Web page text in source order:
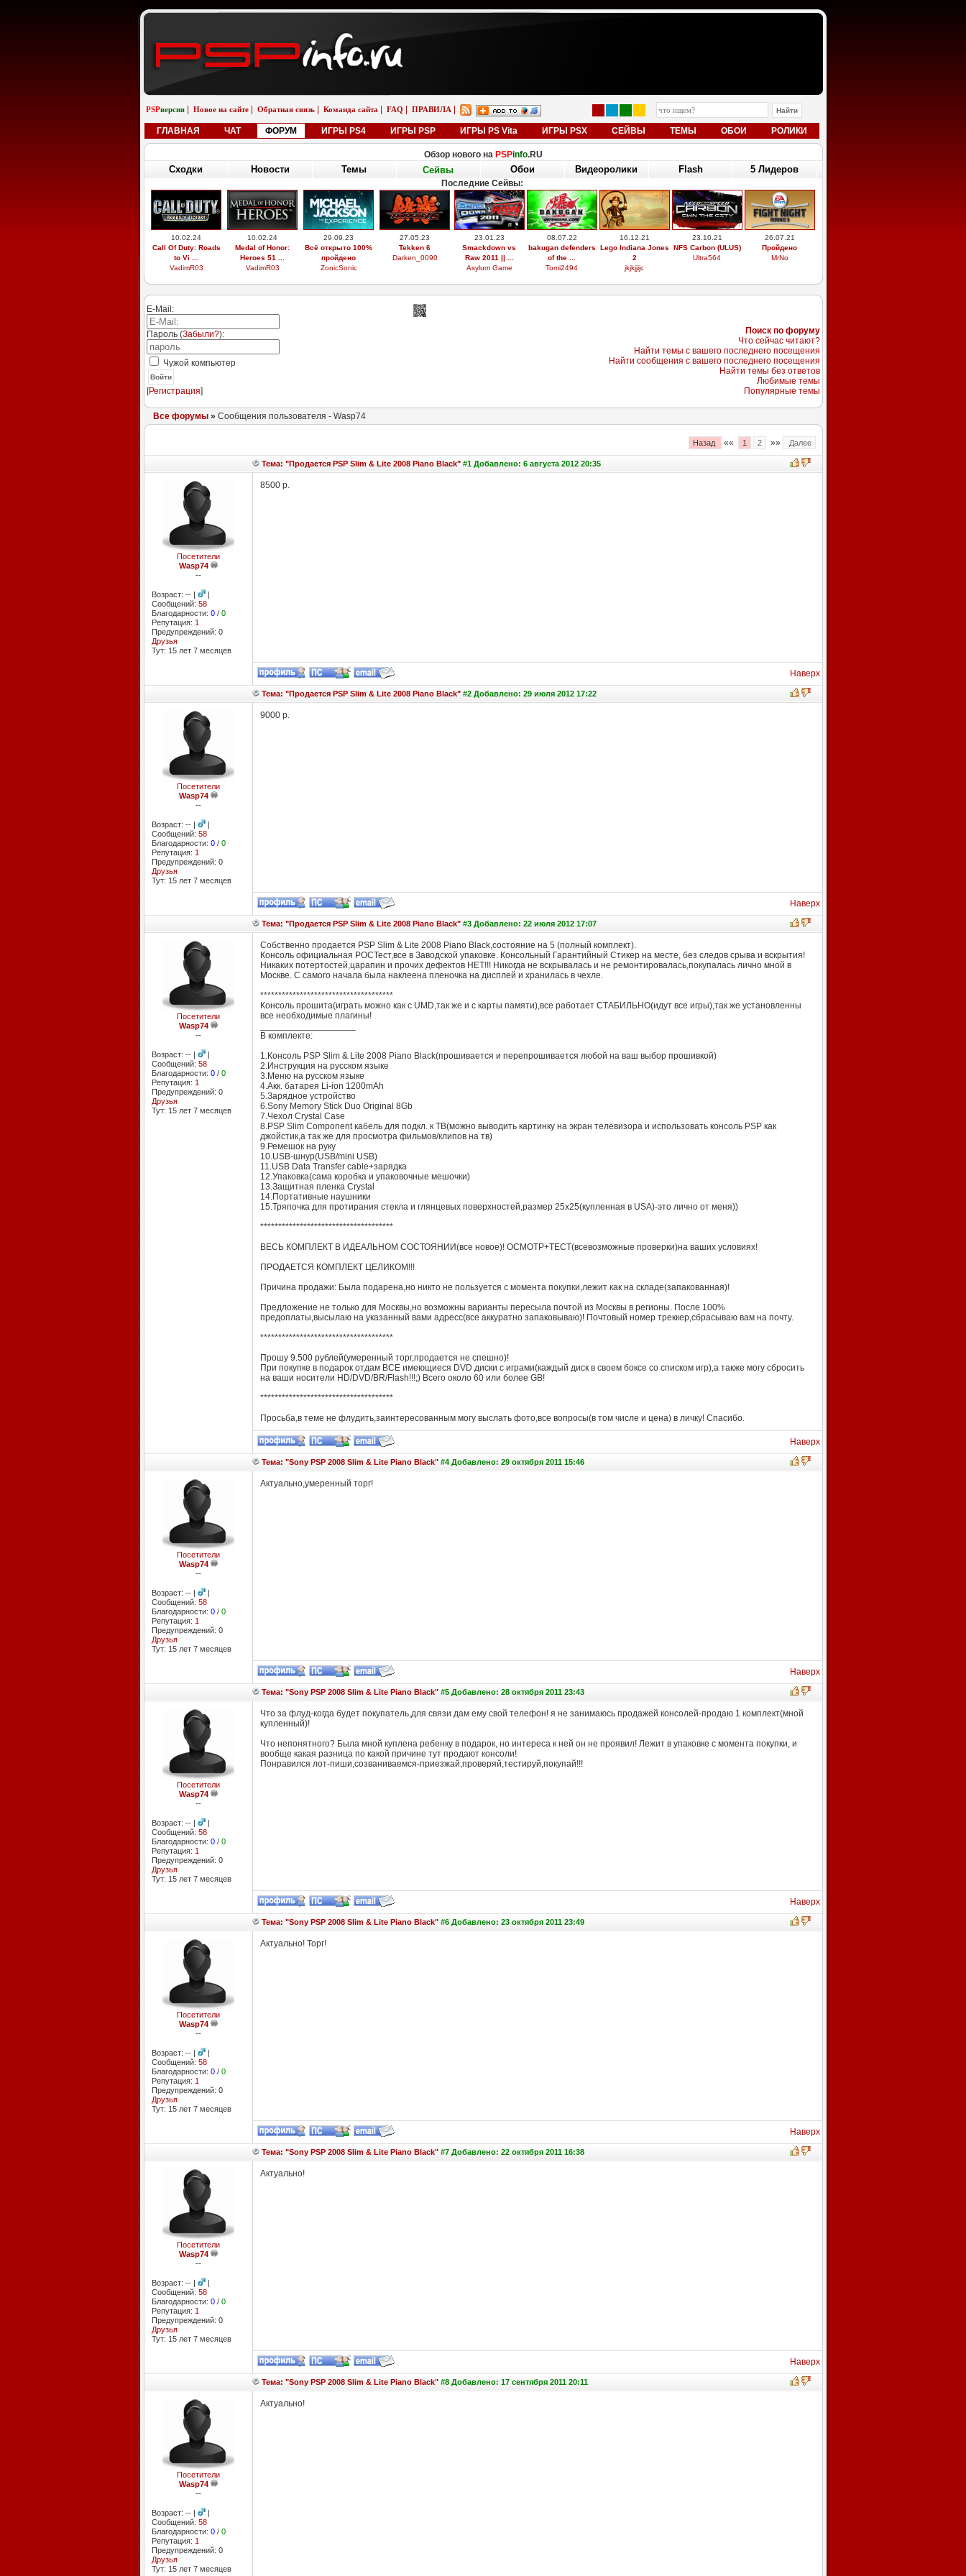
PSPверсия Новое на сайте Обратная связь Команда сайта FAQ ПРАВИЛА
ГЛАВНАЯ ЧАТ ФОРУМ ИГРЫ PS4 ИГРЫ PSP ИГРЫ PS Vita ИГРЫ PSX СЕЙВЫ ТЕМЫ ОБОИ РОЛИКИ
Обзор нового на PSPinfo.RU
Сходки Новости Темы Сейвы Обои Видеоролики Flash 5 Лидеров
Последние Сейвы:
10.02.24
Call Of Duty: Roads
to Vi ...
VadimR03
10.02.24
Medal of Honor:
Heroes 51 ...
VadimR03
29.09.23
Всё открыто 100%
пройдено
ZonicSonic
27.05.23
Tekken 6
Darken_0090
23.01.23
Smackdown vs
Raw 2011 || ...
Asylum Game
08.07.22
bakugan defenders
of the ...
Tomi2494
16.12.21
Lego Indiana Jones
2
jkjkjjijc
23.10.21
NFS Carbon (ULUS)
Ultra564
26.07.21
Пройдено
MrNo
E-Mail:
Пароль (Забыли?):
Чужой компьютер
Войти
[Регистрация]
Поиск по форуму
Что сейчас читают?
Найти темы с вашего последнего посещения
Найти сообщения с вашего последнего посещения
Найти темы без ответов
Любимые темы
Популярные темы
Все форумы» Сообщения пользователя - Wasp74
Назад «« 1 2 »» Далее
Тема: "Продается PSP Slim & Lite 2008 Piano Black"#1 Добавлено: 6 августа 2012 20:35
Посетители
Wasp74
--
Возраст: -- |
|
Сообщений: 58
Благодарности: 0/ 0
Репутация: 1
Предупреждений: 0
Друзья
Тут: 15 лет 7 месяцев
8500 р.
Наверх
Тема: "Продается PSP Slim & Lite 2008 Piano Black"#2 Добавлено: 29 июля 2012 17:22
Посетители
Wasp74
--
Возраст: -- |
|
Сообщений: 58
Благодарности: 0/ 0
Репутация: 1
Предупреждений: 0
Друзья
Тут: 15 лет 7 месяцев
9000 р.
Наверх
Тема: "Продается PSP Slim & Lite 2008 Piano Black"#3 Добавлено: 22 июля 2012 17:07
Посетители
Wasp74
--
Возраст: -- |
|
Сообщений: 58
Благодарности: 0/ 0
Репутация: 1
Предупреждений: 0
Друзья
Тут: 15 лет 7 месяцев
Собственно продается PSP Slim & Lite 2008 Piano Black,состояние на 5 (полный комплект).
Консоль официальная РОСТест,все в Заводской упаковке. Консольный Гарантийный Стикер на месте, без следов срыва и вскрытия!
Никаких потертостей,царапин и прочих дефектов НЕТ!!! Никогда не вскрывалась и не ремонтировалась,покупалась лично мной в
Москве. С самого начала была наклеена пленочка на дисплей и хранилась в чехле.
*************************************
Консоль прошита(играть можно как с UMD,так же и с карты памяти),все работает СТАБИЛЬНО(идут все игры),так же установленны
все необходимые плагины!
В комплекте:
1.Консоль PSP Slim & Lite 2008 Piano Black(прошивается и перепрошивается любой на ваш выбор прошивкой)
2.Инструкция на русском языке
3.Меню на русском языке
4.Акк. батарея Li-ion 1200mAh
5.Зарядное устройство
6.Sony Memory Stick Duo Original 8Gb
7.Чехол Crystal Case
8.PSP Slim Component кабель для подкл. к ТВ(можно выводить картинку на экран телевизора и использовать консоль PSP как
джойстик,а так же для просмотра фильмов/клипов на тв)
9.Ремешок на руку
10.USB-шнур(USB/mini USB)
11.USB Data Transfer cable+зарядка
12.Упаковка(сама коробка и упаковочные мешочки)
13.Защитная пленка Crystal
14.Портативные наушники
15.Тряпочка для протирания стекла и глянцевых поверхностей,размер 25х25(купленная в USA)-это лично от меня))
*************************************
ВЕСЬ КОМПЛЕКТ В ИДЕАЛЬНОМ СОСТОЯНИИ(все новое)! ОСМОТР+ТЕСТ(всевозможные проверки)на ваших условиях!
ПРОДАЕТСЯ КОМПЛЕКТ ЦЕЛИКОМ!!!
Причина продажи: Была подарена,но никто не пользуется с момента покупки,лежит как на складе(запакованная)!
Предложение не только для Москвы,но возможны варианты пересыла почтой из Москвы в регионы. После 100%
предоплаты,высылаю на указанный вами адресс(все аккуратно запаковываю)! Почтовый номер треккер,сбрасываю вам на почту.
*************************************
Прошу 9.500 рублей(умеренный торг,продается не спешно)!
При покупке в подарок отдам ВСЕ имеющиеся DVD диски с играми(каждый диск в своем боксе со списком игр),а также могу сбросить
на ваши носители HD/DVD/BR/Flash!!!;) Всего около 60 или более GB!
*************************************
Просьба,в теме не флудить,заинтересованным могу выслать фото,все вопросы(в том числе и цена) в личку! Спасибо.
Наверх
Тема: "Sony PSP 2008 Slim & Lite Piano Black"#4 Добавлено: 29 октября 2011 15:46
Посетители
Wasp74
--
Возраст: -- |
|
Сообщений: 58
Благодарности: 0/ 0
Репутация: 1
Предупреждений: 0
Друзья
Тут: 15 лет 7 месяцев
Актуально,умеренный торг!
Наверх
Тема: "Sony PSP 2008 Slim & Lite Piano Black"#5 Добавлено: 28 октября 2011 23:43
Посетители
Wasp74
--
Возраст: -- |
|
Сообщений: 58
Благодарности: 0/ 0
Репутация: 1
Предупреждений: 0
Друзья
Тут: 15 лет 7 месяцев
Что за флуд-когда будет покупатель,для связи дам ему свой телефон! я не занимаюсь продажей консолей-продаю 1 комплект(мной
купленный)!
Что непонятного? Была мной куплена ребенку в подарок, но интереса к ней он не проявил! Лежит в упаковке с момента покупки, и
вообще какая разница по какой причине тут продают консоли!
Понравился лот-пиши,созваниваемся-приезжай,проверяй,тестируй,покупай!!!
Наверх
Тема: "Sony PSP 2008 Slim & Lite Piano Black"#6 Добавлено: 23 октября 2011 23:49
Посетители
Wasp74
--
Возраст: -- |
|
Сообщений: 58
Благодарности: 0/ 0
Репутация: 1
Предупреждений: 0
Друзья
Тут: 15 лет 7 месяцев
Актуально! Торг!
Наверх
Тема: "Sony PSP 2008 Slim & Lite Piano Black"#7 Добавлено: 22 октября 2011 16:38
Посетители
Wasp74
--
Возраст: -- |
|
Сообщений: 58
Благодарности: 0/ 0
Репутация: 1
Предупреждений: 0
Друзья
Тут: 15 лет 7 месяцев
Актуально!
Наверх
Тема: "Sony PSP 2008 Slim & Lite Piano Black"#8 Добавлено: 17 сентября 2011 20:11
Посетители
Wasp74
--
Возраст: -- |
|
Сообщений: 58
Благодарности: 0/ 0
Репутация: 1
Предупреждений: 0
Друзья
Тут: 15 лет 7 месяцев
Актуально!